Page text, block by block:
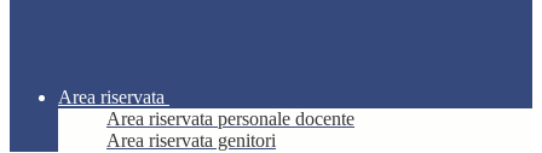
Area riservata
Area riservata personale docente
Area riservata genitori